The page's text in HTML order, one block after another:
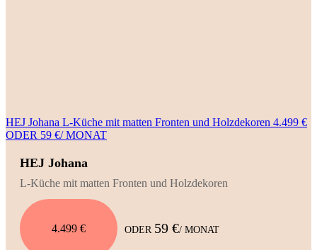
HEJ Johana L-Küche mit matten Fronten und Holzdekoren 4.499 €
ODER 59 €/ MONAT
HEJ Johana
L-Küche mit matten Fronten und Holzdekoren
4.499 € ODER 59 €/ MONAT